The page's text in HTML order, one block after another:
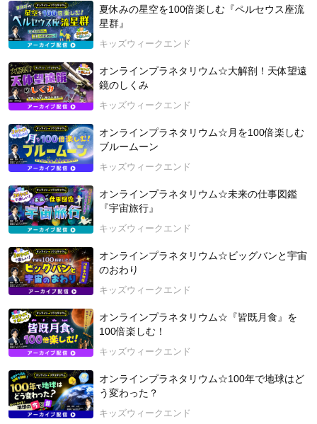
楽しく学ぶ、体感する事が出来ます。
宇宙・天文に関する知識、また「なぜ？」「どうして？」と
いう子どもたちの
「知的好奇心」は、子どもたちの視野を広げ、未来の可能性
を広げる物になります。
この講座を通して、子どもたちの視野・未来が少しでも広が
ることで、
子どもたちが喜んで、楽しんで、幸せになる事を願って企
画・開催いたします。
【講師紹介】
荒井 大作（あらい だいさく） 株式会社アストロコネク
ト 代表取締役
高校生から天文の世界に入り、高校、大学では自作プラネタ
リウム製作、天体写真撮影などを行う。
2019年、宇宙と人を繋いで、感動を届けたいと思い「株式会
社アストロコネクト」を起業。
夏休みの星空を100倍楽しむ『ペルセウス座流
星群』
キッズウィークエンド
オンラインプラネタリウム☆大解剖！天体望遠
鏡のしくみ
キッズウィークエンド
オンラインプラネタリウム☆月を100倍楽しむ
ブルームーン
キッズウィークエンド
オンラインプラネタリウム☆未来の仕事図鑑
『宇宙旅行』
キッズウィークエンド
オンラインプラネタリウム☆ビッグバンと宇宙
のおわり
キッズウィークエンド
オンラインプラネタリウム☆『皆既月食』を
100倍楽しむ！
キッズウィークエンド
オンラインプラネタリウム☆100年で地球はど
う変わった？
キッズウィークエンド